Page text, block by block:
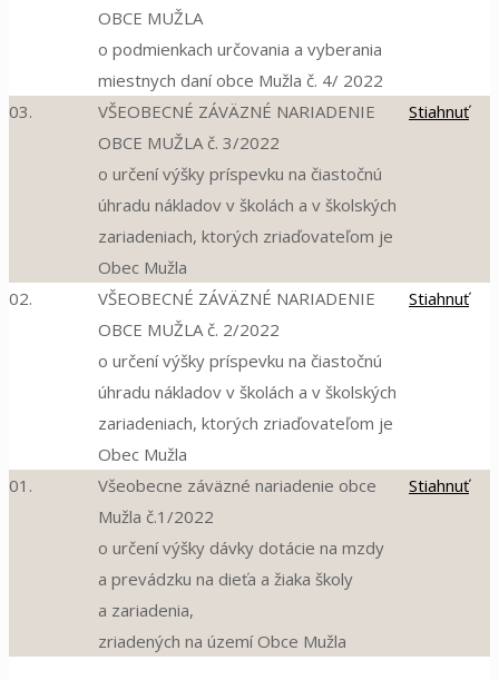
OBCE MUŽLA
o podmienkach určovania a vyberania
miestnych daní obce Mužla č. 4/ 2022
03.
VŠEOBECNÉ ZÁVÄZNÉ NARIADENIE
OBCE MUŽLA č. 3/2022
o určení výšky príspevku na čiastočnú
úhradu nákladov v školách a v školských
zariadeniach, ktorých zriaďovateľom je
Obec Mužla
Stiahnuť
02.
VŠEOBECNÉ ZÁVÄZNÉ NARIADENIE
OBCE MUŽLA č. 2/2022
o určení výšky príspevku na čiastočnú
úhradu nákladov v školách a v školských
zariadeniach, ktorých zriaďovateľom je
Obec Mužla
Stiahnuť
01.
Všeobecne záväzné nariadenie obce
Mužla č.1/2022
o určení výšky dávky dotácie na mzdy
a prevádzku na dieťa a žiaka školy
a zariadenia,
zriadených na území Obce Mužla
Stiahnuť